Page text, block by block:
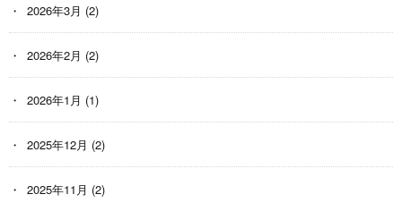
2026年3月 (2)
2026年2月 (2)
2026年1月 (1)
2025年12月 (2)
2025年11月 (2)